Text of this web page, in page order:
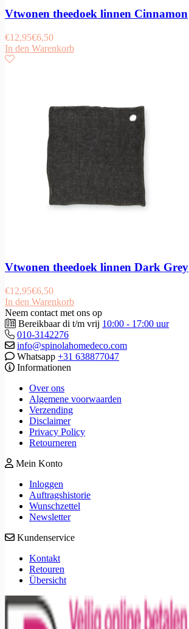
Vtwonen theedoek linnen Cinnamon
€12,95€6,50
In den Warenkorb
Vtwonen theedoek linnen Dark Grey
€12,95€6,50
In den Warenkorb
Neem contact met ons op
Bereikbaar di t/m vrij 10:00 - 17:00 uur
010-3142276
info@spinolahomedeco.com
Whatsapp +31 638877047
Informationen
Over ons
Algemene voorwaarden
Verzending
Disclaimer
Privacy Policy
Retourneren
Mein Konto
Inloggen
Auftragshistorie
Wunschzettel
Newsletter
Kundenservice
Kontakt
Retouren
Übersicht